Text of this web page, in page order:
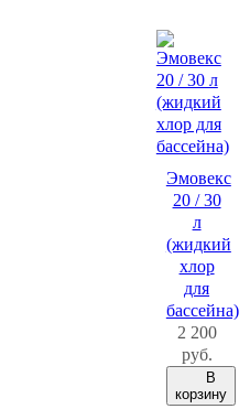
Эмовекс
20 / 30
л
(жидкий
хлор
для
бассейна)
2 200
руб.
В
корзину